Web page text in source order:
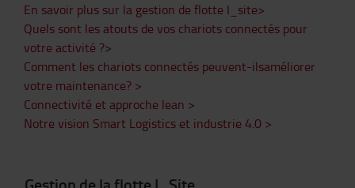
En savoir plus sur la gestion de flotte I_site>
Quels sont les atouts de vos chariots connectés pour
votre activité ?>
Comment les chariots connectés peuvent-ilsaméliorer
votre maintenance? >
Connectivité et approche lean >
Notre vision Smart Logistics et industrie 4.0 >